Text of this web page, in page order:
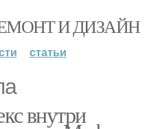
И ДИЗАЙН
статьи
внутри